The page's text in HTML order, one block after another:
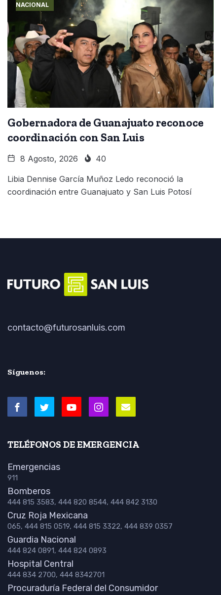
NACIONAL
Gobernadora de Guanajuato reconoce
coordinación con San Luis
8 Agosto, 2026 40
Libia Dennise García Muñoz Ledo reconoció la
coordinación entre Guanajuato y San Luis Potosí
contacto@futurosanluis.com
Síguenos:
TELÉFONOS DE EMERGENCIA
Emergencias
911
Bomberos
444 815 3583, 444 820 8544, 444 842 3130
Cruz Roja Mexicana
065, 444 815 0519, 444 815 3322, 444 839 0357
Guardia Nacional
444 824 0891, 444 824 0893
Hospital Central
444 834 2700, 444 8342701
Procuraduría Federal del Consumidor